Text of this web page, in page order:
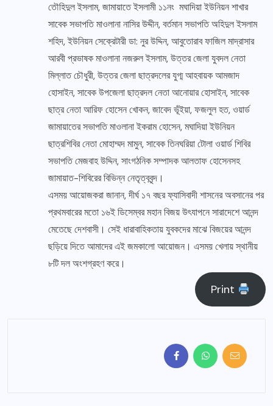
তৌহিদুল ইসলাম, জামায়াতে ইসলামী ১১নং মঘাদিয়া ইউনিয়ন শাখার
সাবেক সভাপতি মাওলানা নাসির উদ্দীন, বর্তমান সভাপতি অহিদুল ইসলাম
শহিদ, ইউনিয়ন সেক্রেটারী ডা: নুর উদ্দিন, আবুতোরাব ফাজিল মাদ্রাসার
আরবী প্রভাষক মাওলানা নজরুল ইসলাম, উত্তর জেলা যুবদল নেতা
মিল্লাত চৌধুরী, উত্তর জেলা ছাত্রদলের যুগ্ম আহবায়ক আমজাদ
হোসাইন, সাবেক উপজেলা ছাত্রদল নেতা আনোয়ার হোসাইন, সাবেক
ছাত্র নেতা আরিফ হোসেন খোকন, জাবেদ ভূঁইয়া, ফজলুল হত, ওয়ার্ড
জামায়াতের সভাপতি মাওলানা ইকরাম হোসেন, মঘাদিয়া ইউনিয়ন
ছাত্রশিবির নেতা মোহাম্মদ মামুন, সাবেক তিনঘরিয়া টোলা ওয়ার্ড শিবির
সভাপতি মেজবাহ উদ্দিন, সাংগঠনিক সম্পাদক আলতাফ হোসেনসহ
জামায়াত-শিবিরের বিভিন্ন নেতৃত্ববৃন্দ।
এসময় আয়োজকরা জানান, দীর্ঘ ১৭ বছর ফ্যাসিবাদী শাসনের অবসানের পর
প্রথমবারের মতো ১৬ই ডিসেম্বর মহান বিজয় উৎযাপনে সারাদেশে আনন্দ
মেতেছে দেশবাসী। সেই ধারাবাহিকতায় যুবকদের মাঝে বিজয়ের আনন্দ
ছড়িয়ে দিতে আমাদের এই জমকালো আয়োজন। এসময় খেলায় স্থানীয়
৮টি দল অংশগ্রহণ করে।
Print